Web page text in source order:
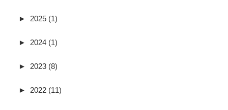
► 2025 (1)
► 2024 (1)
► 2023 (8)
► 2022 (11)